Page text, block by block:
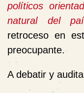
políticos
natural del
retroceso en
preocupante.
A debatir y